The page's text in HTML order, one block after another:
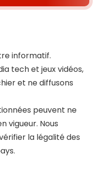
informatif.
tech et jeux vidéos,
et ne diffusons
peuvent ne
vigueur. Nous
la légalité des